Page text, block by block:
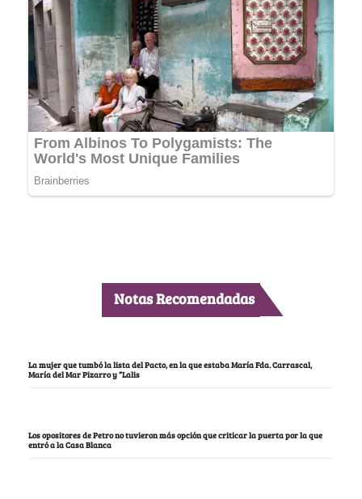
Notas Recomendadas
La mujer que tumbó la lista del Pacto, en la que estaba María Fda. Carrascal,
María del Mar Pizarro y “Lalis
Los opositores de Petro no tuvieron más opción que criticar la puerta por la que
entró a la Casa Blanca